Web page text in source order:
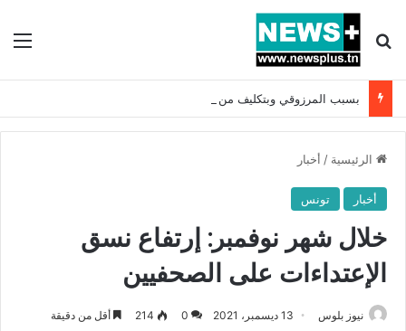
بحث عن
الرئيسية / أخبار
أخبار تونس
خلال شهر نوفمبر: إرتفاع نسق
الإعتداءات على الصحفيين
نيوز بلوس 13 ديسمبر، 2021 0
214 أقل من دقيقة